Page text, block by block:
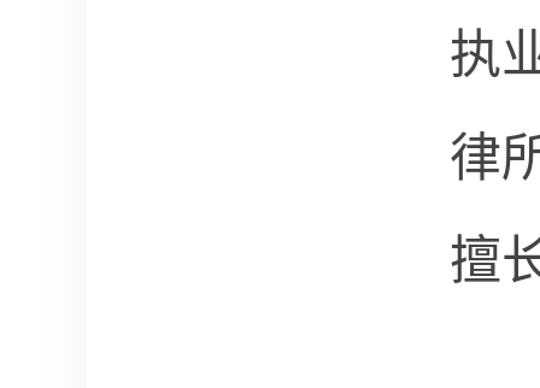
执
律
擅